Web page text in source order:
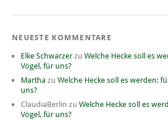
NEUESTE KOMMENTARE
Elke Schwarzer zu Welche Hecke soll es
Vögel, für uns?
Martha zu Welche Hecke soll es werden:
uns?
ClaudiaBerlin zu Welche Hecke soll es
Vögel, für uns?